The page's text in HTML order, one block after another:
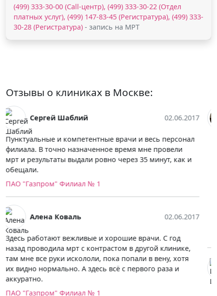
(499) 333-30-00 (Call-центр), (499) 333-30-22 (Отдел
платных услуг), (499) 147-83-45 (Регистратура), (499) 333-
30-28 (Регистратура) - запись на МРТ
Отзывы о клиниках в Москве:
Екатерина //// 01.06.2017
Клиника вызывает положительные эмоции. Да не
скрою, что обследование, вернее МРТ брюшной
полости мне обошлось дороже, нежели в рядовой
больничке, но оно того стоило. Сделали всё
качественно, быстро и проконсультировали как до
обследования, так и после. Ставлю наивысшую оценку
в предоставлении медицинских услуг.
ФГБУ «Объединенная больница с поликлиникой»
Управления делами Президента Российской
Федерации
Иван Иванов 31.05.2017
В принципе не плохо, процедуру проводят успешно,